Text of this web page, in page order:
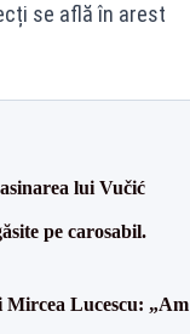
se află în arest
lui Vučić
pe carosabil.
Mircea Lucescu: „Am